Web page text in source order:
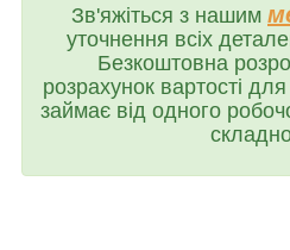
Зв'яжіться з нашим
уточнення всіх
Безкоштовна
розрахунок вартості
займає від одного